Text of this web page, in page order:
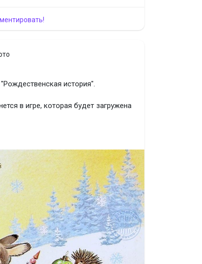
история".
в игре, которая будет загружена
- набора наибольшего